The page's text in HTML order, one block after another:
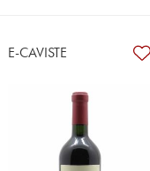
E-CAVISTE